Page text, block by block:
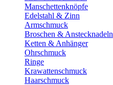
Manschettenknöpfe
Edelstahl & Zinn
Armschmuck
Broschen & Anstecknadeln
Ketten & Anhänger
Ohrschmuck
Ringe
Krawattenschmuck
Haarschmuck